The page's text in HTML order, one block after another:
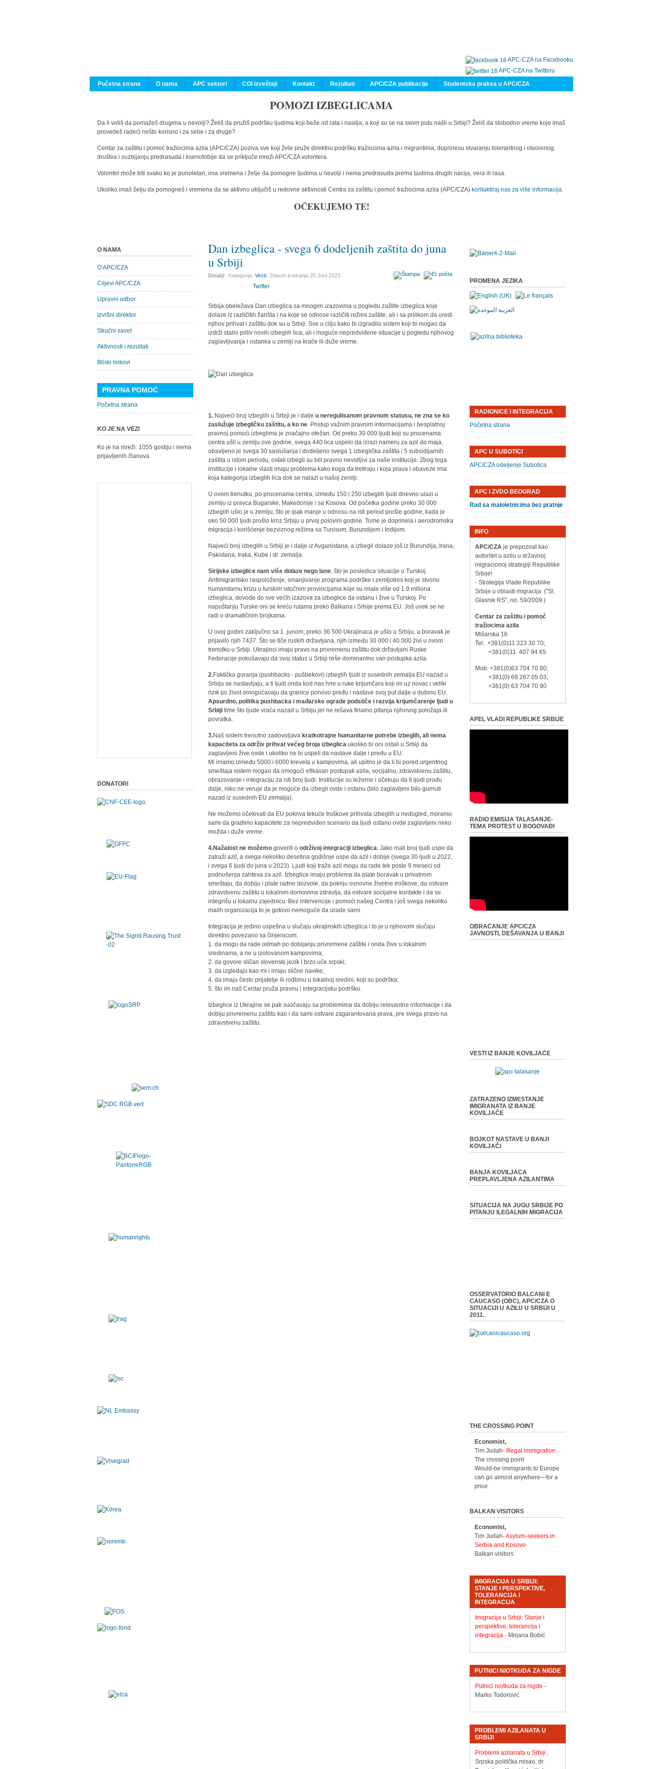
APC-CZA na Facebooku
APC-CZA na Twitteru
Početna strana
O nama APC sektori COI izveštaji Kontakt Rezultati APC/CZA publikacije Studentska praksa u APC/CZA
POMOZI IZBEGLICAMA
Da li voliš da pomažeš drugima u nevolji? Želiš da pružiš podršku ljudima koji beže od rata i nasilja, a koji su se na svom putu našli u Srbiji? Želiš da slobodno vreme koje imaš
provedeš radeći nešto korisno i za sebe i za druge?
Centar za zaštitu i pomoć tražiocima azila (APC/CZA) poziva sve koji žele pruže direktnu podršku tražiocima azila i migrantima, doprinesu stvaranju tolerantnog i otvorenog
društva i suzbijanju predrasuda i ksenofobije da se priključe mreži APC/CZA volontera.
Volonter može biti svako ko je punoletan, ima vremena i želje da pomogne ljudima u nevolji i nema predrasuda prema ljudima drugih nacija, vera ili rasa.
Ukoliko imaš želju da pomogneš i vremena da se aktivno uključiš u redovne aktivnosti Centra za zaštitu i pomoć tražiocima azila (APC/CZA) kontaktiraj nas za više informacija.
OČEKUJEMO TE!
Dan izbeglica - svega 6 dodeljenih zaštita do juna
u Srbiji
Detalji Kategorija:Vesti Datum kreiranja20 Juni 2023
Twitter
Srbija obeležava Dan izbeglica sa mnogim izazovima u pogledu zaštite izbeglica koje
dolaze iz različitih žarišta i na koje se odnose različiti režimi zaštite, ali i sa prilikom da uredi
njihov prihvat i zaštitu dok su u Srbiji. Sve u cilju kako bi izgradila sistem koji bi mogao da
izdrži stalni priliv novih izbeglih lica, ali i moguće nepredviđene situacije u pogledu njihovog
zaglavljivanja i ostanka u zemlji na kraće ili duže vreme.
1. Najveći broj izbeglih u Srbiji je i daljeu neregulisanom pravnom statusu, ne zna se ko
zaslužuje izbegličku zaštitu, a ko ne. Pristup važnim pravnim informacijama i besplatnoj
pravnoj pomoći izbeglima je značajno otežan. Od preko 30 000 ljudi koji su procenama
centra ušli u zemlju ove godine, svega 440 lica uspelo da izrazi nameru za azil do maja,
obavljeno je svega 30 saslušanja i dodeljeno svega 1 izbeglička zaštita i 5 subsidijarnih
zaštita u istom periodu, ostali izbegli su bili pravno nevidljivi za naše institucije. Zbog toga
institucije i lokalne vlasti imaju problema kako koga da tretiraju i koja prava i obaveze ima
koja kategorija izbeglih lica dok se nalazi u našoj zemlji.
U ovom trenutku, po procenama centra, između 150 i 250 izbeglih ljudi dnevno ulazi u
zemlju iz pravca Bugarske, Makedonije i sa Kosova. Od početka godine preko 30 000
izbeglih ušlo je u zemlju, što je ipak manje u odnosu na isti period prošle godine, kada je
oko 50 000 ljudi prošlo kroz Srbiju u prvoj polovini godine. Tome je doprinela i aerodromska
migracija i korišćenje bezviznog režima sa Tunisom, Burundijem i Indijom.
Najveći broj izbeglih u Srbiji je i dalje iz Avganistana, a izbegli dolaze još iz Burundija, Irana,
Pakistana, Iraka, Kube i dr. zemalja.
Sirijske izbeglice nam više dolaze nego lane, što je posledica situacije u Turskoj.
Antimigrantsko raspoloženje, smanjivanje programa podrške i zemljotres koji je stvorio
humanitarnu krizu u turskim istočnim provincijama koje su imale više od 1.9 miliona
izbeglica, dovode do sve većih izazova za izbeglice da ostanu i žive u Turskoj. Po
napuštanju Turske oni se kreću rutama preko Balkana i Srbije prema EU. Još uvek se ne
radi o dramatičnim brojkama.
U ovoj godini zaključno sa 1. junom, preko 36 500 Ukrajinaca je ušlo u Srbiju, a boravak je
prijavilo njih 7437. Što se tiče ruskih državljana, njih između 30 000 i 40 000 živi u ovom
trenutku u Srbiji. Ukrajinci imaju pravo na privremenu zaštitu dok državljani Ruske
Federacije pokušavaju da svoj status u Srbiji reše dominantno van postupka azila.
2.Faktička guranja (pushbacks - pušbekovi) izbeglih ljudi iz susednih zemalja EU nazad u
Srbiju se nastavljaju, a ti ljudi onda kod nas hrle u ruke krijumčara koji im uz novac i veliki
rizik po život omogućavaju da granice ponovo pređu i nastave svoj put dalje u dubinu EU.
Apsurdno, politika pushbacka i mađarske ograde podstiče i razvija krijumčarenje ljudi u
Srbiji time što ljude vraća nazad u Srbiju jer ne rešava finalno pitanja njihovog položaja ili
povratka.
3.Naš sistem trenutno zadovoljava kratkotrajne humanitarne potrebe izbeglih, ali nema
kapaciteta za održiv prihvat većeg broja izbeglica ukoliko bi oni ostali u Srbiji da
zaglavljeni žive ovde i ukoliko ne bi uspeli da nastave dalje i pređu u EU.
Mi imamo između 5000 i 6000 kreveta u kampovima, ali upitno je da li bi pored urgentnog
smeštaja sistem mogao da omogući efikasan postupak azila, socijalnu, zdravstvenu zaštitu,
obrazovanje i integraciju za isti broj ljudi. Institucije su ležerne i očekuju da ti ljudi prođu
dalje, niko ne veruje da je moguće da izbegli ovde i ostanu (bilo zaglavljeni bilo gurnuti
nazad iz susednih EU zemalja).
Ne možemo očekivati da EU pokriva tekuće troškove prihvata izbeglih u nedogled, moramo
sami da gradimo kapacitete za nepredviđen scenario da ljudi ostanu ovde zaglavljeni neko
možda i duže vreme.
4.Nažalost ne možemo govoriti oodrživoj integraciji izbeglica. Jako mali broj ljudi uspe da
zatraži azil, a svega nekoliko desetina godišnje uspe da azil i dobije (svega 30 ljudi u 2022,
i svega 6 ljudi do juna u 2023). Ljudi koji traže azil mogu da rade tek posle 9 meseci od
podnošenja zahteva za azil. Izbeglice imaju problema da plate boravak u privatnom
smeštaju, da dobiju i plate radne dozvole, da pokriju osnovne životne troškove, da ostvare
zdravstvenu zaštitu u lokalnim domovima zdravlja, da ostvare socijalne kontakte i da se
integrišu u lokalnu zajednicu. Bez intervencije i pomoći našeg Centra i još svega nekoliko
malih organizacija to je gotovo nemoguće da urade sami.
Integracija je jedino uspešna u slučaju ukrajinskih izbeglica i to je u njihovom slučaju
direktno povezano sa činjenicom:
1. da mogu da rade odmah po dobijanju privremene zaštite i onda žive u lokalnim
sredinama, a ne u izolovanom kampovima;
2. da govore sličan slovenski jezik i brzo uče srpski;
3. da izgledaju kao mi i imaju slične navike;
4. da imaju često prijatelje ili rodbinu u lokalnoj sredini, koji su podrška;
5. što im naš Centar pruža pravnu i integracijsku podršku.
Izbeglice iz Ukrajine se pak suočavaju sa problemima da dobiju relevantne informacije i da
dobiju privremenu zaštitu kao i da sami ostvare zagarantovana prava, pre svega pravo na
zdravstvenu zaštitu.
O NAMA
O APC/CZA
Ciljevi APC/CZA
Upravni odbor
Izvršni direktor
Stručni savet
Aktivnosti i rezultati
Bliski linkovi
PRAVNA POMOĆ
Početna strana
KO JE NA VEZI
Ko je na mreži: 1055 gostiju i nema
prijavljenih članova
DONATORI
PROMENA JEZIKA
RADIONICE I INTEGRACIJA
Početna strana
APC U SUBOTICI
APC/CZA odeljenje Subotica
APC I ZVDO BEOGRAD
Rad sa maloletnicima bez pratnje
INFO
APC/CZAje prepoznat kao
autoritet u azilu u državnoj
migracionoj strategiji Republike
Srbije!
- Strategija Vlade Republike
Srbije u oblasti migracija ("Sl.
Glasnik RS", no. 59/2009.)
Centar za zaštitu i pomoć
tražiocima azila
Mišarska 16
Tel: +381(0)11 323 30 70;
+381(0)11 407 94 65
Mob: +381(0)63 704 70 80;
+381(0) 69 267 05 03;
+381(0) 63 704 70 90
APEL VLADI REPUBLIKE SRBIJE
RADIO EMISIJA TALASANJE-
TEMA PROTEST U BOGOVAĐI
OBRAĆANJE APC/CZA
JAVNOSTI, DEŠAVANJA U BANJI
VESTI IZ BANJE KOVILJAČE
ZATRAZENO IZMESTANJE
IMIGRANATA IZ BANJE
KOVILJAČE
BOJKOT NASTAVE U BANJI
KOVILJAČI
BANJA KOVILJACA
PREPLAVLJENA AZILANTIMA
SITUACIJA NA JUGU SRBIJE PO
PITANJU ILEGALNIH MIGRACIJA
OSSERVATORIO BALCANI E
CAUCASO (OBC), APC/CZA O
SITUACIJI U AZILU U SRBIJI U
2011.
THE CROSSING POINT
Economist,
Tim Judah-
Illegal immigration
The crossing point
Would-be immigrants to Europe
can go almost anywhere—for a
price
BALKAN VISITORS
Economist,
Tim Judah-Asylum-seekers in
Serbia and Kosovo
Balkan visitors
IMIGRACIJA U SRBIJI:
STANJE I PERSPEKTIVE,
TOLERANCIJA I
INTEGRACIJA
Imigracija u Srbiji: Stanje i
perspektive, tolerancija i
integracija- Mirjana Bobić
PUTNICI NIOTKUDA ZA NIGDE
Putnici niotkuda za nigde -
Marko Todorović
PROBLEMI AZILANATA U
SRBIJI
Problemi azilanata u Srbiji ,
Srpska politička misao, dr.